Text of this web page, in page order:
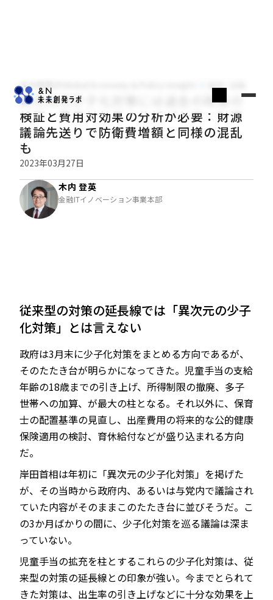
JP
木内登英のGlobal Economy & Policy Insight
異次元の少子化対策には過去の政策の
検証と費用対効果の分析が必要：財源
議論先送りで防衛費増額と同様の混乱
も
2023年03月27日
木内 登英
金融ITイノベーション事業本部
従来型の対策の延長線では「異次元の少子
化対策」とは言えない
政府は3月末に少子化対策をまとめる方向であるが、
そのたたき台が明らかになってきた。児童手当の支給
年齢の18歳までの引き上げ、所得制限の撤廃、多子
世帯への加算、が最大の柱となる。それ以外に、保育
士の配置基準の見直し、出産費用の将来的な公的健康
保険適用の検討、育休給付などが盛り込まれる方向
だ。
岸田首相は年初に「異次元の少子化対策」を掲げた
が、その当時から政府内、あるいは与党内で議論され
ていた内容がそのままこのたたき台に並びそうだ。こ
の3か月ばかりの間に、少子化対策を巡る議論は深ま
っていない。
児童手当の拡充を柱とするこれらの少子化対策は、従
来型の対策の延長線との印象が強い。今までとられて
きた対策は、出生率の引き上げなどに十分な効果を上